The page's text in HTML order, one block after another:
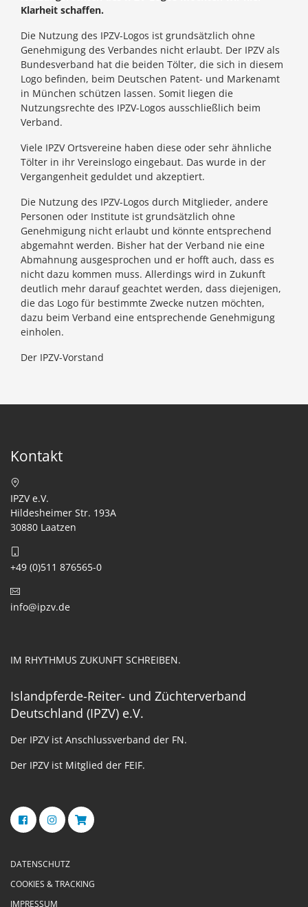
Klarheit schaffen.
Die Nutzung des IPZV-Logos ist grundsätzlich ohne
Genehmigung des Verbandes nicht erlaubt. Der IPZV als
Bundesverband hat die beiden Tölter, die sich in diesem
Logo befinden, beim Deutschen Patent- und Markenamt
in München schützen lassen. Somit liegen die
Nutzungsrechte des IPZV-Logos ausschließlich beim
Verband.
Viele IPZV Ortsvereine haben diese oder sehr ähnliche
Tölter in ihr Vereinslogo eingebaut. Das wurde in der
Vergangenheit geduldet und akzeptiert.
Die Nutzung des IPZV-Logos durch Mitglieder, andere
Personen oder Institute ist grundsätzlich ohne
Genehmigung nicht erlaubt und könnte entsprechend
abgemahnt werden. Bisher hat der Verband nie eine
Abmahnung ausgesprochen und er hofft auch, dass es
nicht dazu kommen muss. Allerdings wird in Zukunft
deutlich mehr darauf geachtet werden, dass diejenigen,
die das Logo für bestimmte Zwecke nutzen möchten,
dazu beim Verband eine entsprechende Genehmigung
einholen.
Der IPZV-Vorstand
Kontakt
IPZV e.V.
Hildesheimer Str. 193A
30880 Laatzen
+49 (0)511 876565-0
info@ipzv.de
IM RHYTHMUS ZUKUNFT SCHREIBEN.
Islandpferde-Reiter- und Züchterverband
Deutschland (IPZV) e.V.
Der IPZV ist Anschlussverband der FN.
Der IPZV ist Mitglied der FEIF.
DATENSCHUTZ
COOKIES & TRACKING
IMPRESSUM